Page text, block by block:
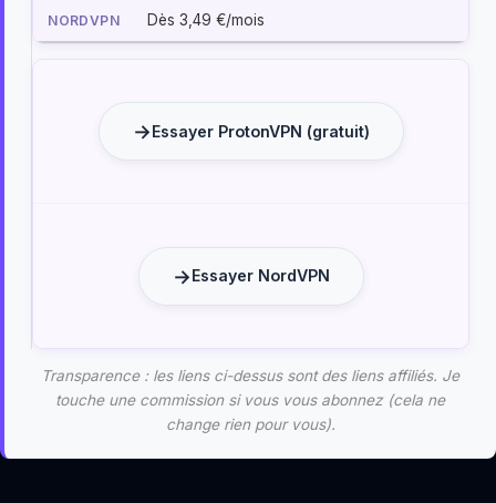
Dès 3,49 €/mois
Essayer ProtonVPN (gratuit)
Essayer NordVPN
Transparence : les liens ci-dessus sont des liens affiliés. Je
touche une commission si vous vous abonnez (cela ne
change rien pour vous).